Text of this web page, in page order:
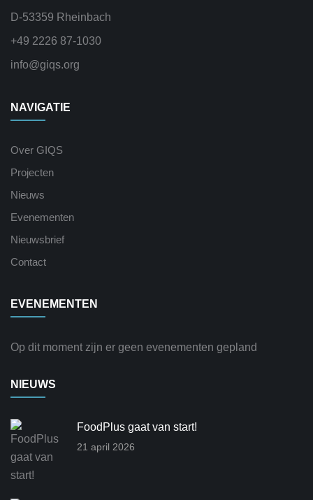
D-53359 Rheinbach
+49 2226 87-1030
info@giqs.org
NAVIGATIE
Over GIQS
Projecten
Nieuws
Evenementen
Nieuwsbrief
Contact
EVENEMENTEN
Op dit moment zijn er geen evenementen gepland
NIEUWS
FoodPlus gaat van start!
21 april 2026